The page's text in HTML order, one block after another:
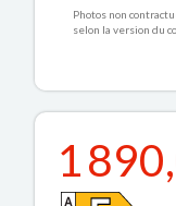
Photos non
selon la version du
1